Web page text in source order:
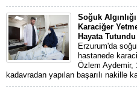
Soğuk
Karaciğer
Hayata Tutundu
Erzurum'da
hastanede
Özlem Aydemir,
kadavradan yapılan başarılı nakille